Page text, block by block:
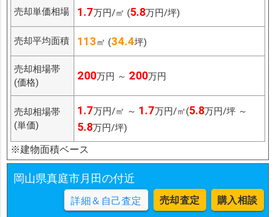
売却単価相場 1.7万円/㎡ (5.8万円/坪)
売却平均面積 113㎡ (34.4坪)
売却相場帯
(価格)
200万円 ～ 200万円
売却相場帯
(単価)
1.7万円/㎡ ～ 1.7万円/㎡(5.8万円/坪 ～
5.8万円/坪)
※建物面積ベース
岡山県真庭市月田の付近
詳細＆自己査定 売却査定 購入相談